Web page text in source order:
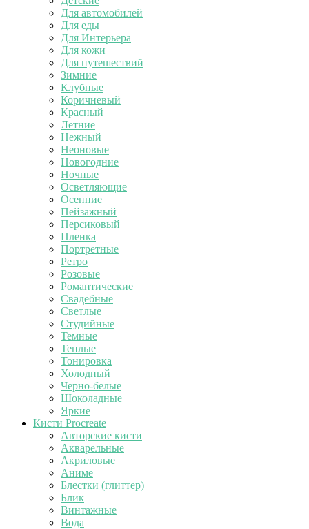
Для автомобилей
Для еды
Для Интерьера
Для кожи
Для путешествий
Зимние
Клубные
Коричневый
Красный
Летние
Нежный
Неоновые
Новогодние
Ночные
Осветляющие
Осенние
Пейзажный
Персиковый
Пленка
Портретные
Ретро
Розовые
Романтические
Свадебные
Светлые
Студийные
Темные
Теплые
Тонировка
Холодный
Черно-белые
Шоколадные
Яркие
Кисти Procreate
Авторские кисти
Акварельные
Акриловые
Аниме
Блестки (глиттер)
Блик
Винтажные
Вода